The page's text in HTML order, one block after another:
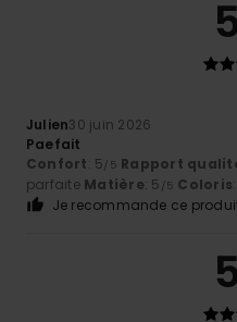
Julien30 juin 2026
Paefait
Confort: 5/5 Rapport
parfaite Matière: 5 /5 Coloris
Je recommande ce